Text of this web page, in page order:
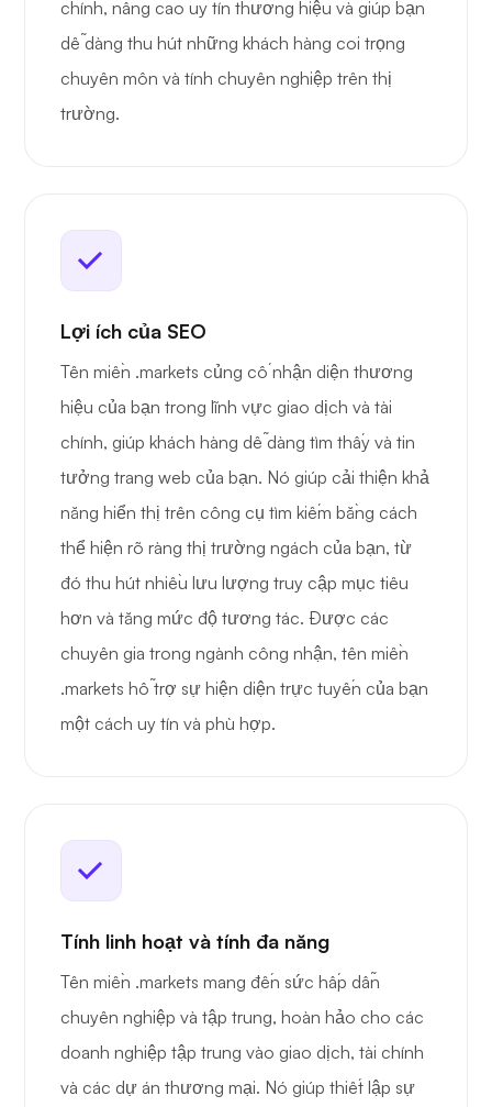
chính, nâng cao uy tín thương hiệu và giúp bạn
dễ dàng thu hút những khách hàng coi trọng
chuyên môn và tính chuyên nghiệp trên thị
trường.
Lợi ích của SEO
Tên miền .markets củng cố nhận diện thương
hiệu của bạn trong lĩnh vực giao dịch và tài
chính, giúp khách hàng dễ dàng tìm thấy và tin
tưởng trang web của bạn. Nó giúp cải thiện khả
năng hiển thị trên công cụ tìm kiếm bằng cách
thể hiện rõ ràng thị trường ngách của bạn, từ
đó thu hút nhiều lưu lượng truy cập mục tiêu
hơn và tăng mức độ tương tác. Được các
chuyên gia trong ngành công nhận, tên miền
.markets hỗ trợ sự hiện diện trực tuyến của bạn
một cách uy tín và phù hợp.
Tính linh hoạt và tính đa năng
Tên miền .markets mang đến sức hấp dẫn
chuyên nghiệp và tập trung, hoàn hảo cho các
doanh nghiệp tập trung vào giao dịch, tài chính
và các dự án thương mại. Nó giúp thiết lập sự